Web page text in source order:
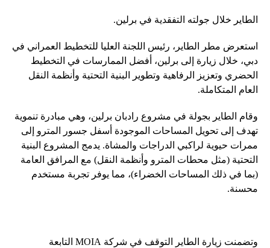
الطاير خلال جولته التفقدية في برلين.
استعرض مطر الطاير، رئيس اللجنة العليا للتخطيط العمراني في
دبي، خلال زيارة إلى برلين، أفضل الممارسات في التخطيط
الحضري وتعزيز الرفاهية وتطوير البنية التحتية وأنظمة النقل
العام المتكاملة.
وقام الطاير بجولة في مشروع رادبان برلين، وهي مبادرة تنموية
تهدف إلى تحويل المساحات الموجودة أسفل جسور المترو إلى
ممرات حيوية لراكبي الدراجات والمشاة. يدمج المشروع البنية
التحتية (مثل محطات المترو وأنظمة النقل) مع المرافق العامة
(بما في ذلك المساحات الخضراء)، مما يوفر تجربة مستخدم
محسنة.
وتضمنت زيارة الطاير التوقف في شركة MOIA التابعة